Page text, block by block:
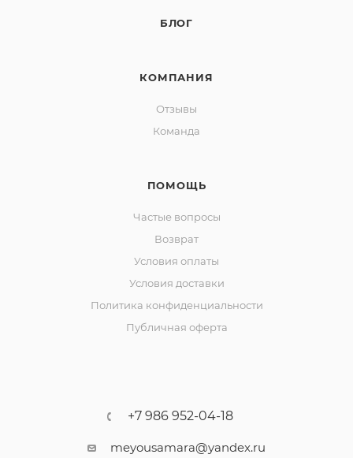
БЛОГ
КОМПАНИЯ
Отзывы
Команда
ПОМОЩЬ
Частые вопросы
Возврат
Условия оплаты
Условия доставки
Политика конфиденциальности
Публичная оферта
+7 986 952-04-18
meyousamara@yandex.ru